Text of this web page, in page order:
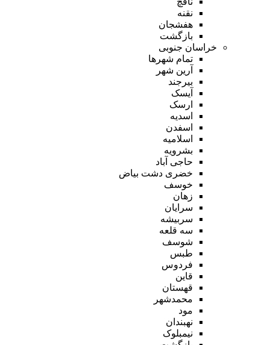
نقنه
هفشجان
بازگشت
خراسان جنوبی
تمام شهر‌ها
آرین شهر
بیرجند
آیسک
ارسک
اسدیه
اسفدن
اسلامیه
بشرویه
حاجی آباد
خضری دشت بیاض
خوسف
زهان
سرایان
سربیشه
سه قلعه
شوسف
طبس
فردوس
قاین
قهستان
محمدشهر
مود
نهبندان
نیمبلوک